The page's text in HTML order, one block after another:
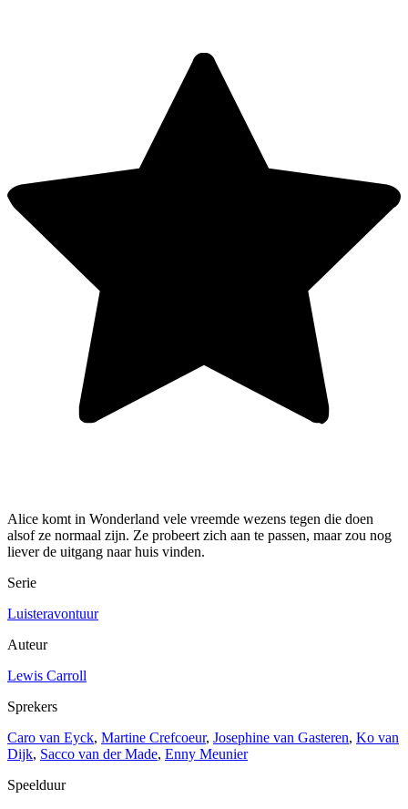
Alice komt in Wonderland vele vreemde wezens tegen die doen
alsof ze normaal zijn. Ze probeert zich aan te passen, maar zou nog
liever de uitgang naar huis vinden.
Serie
Luisteravontuur
Auteur
Lewis Carroll
Sprekers
Caro van Eyck, Martine Crefcoeur, Josephine van Gasteren, Ko van
Dijk, Sacco van der Made, Enny Meunier
Speelduur